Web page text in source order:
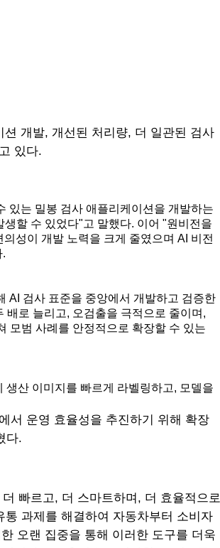
개발, 개선된 처리량, 더 일관된 검사
있다.
있는 밀봉 검사 애플리케이션을 개발하는
할 수 있었다"고 말했다. 이어 "원비전을
성이 개발 노력을 크게 줄였으며 AI 비전
.
AI 검사 표준을 중앙에서 개발하고 검증한
배로 늘리고, 오검출을 극적으로 줄이며,
모범 사례를 안정적으로 확장할 수 있는
산 이미지를 빠르게 라벨링하고, 모델을
서 운영 효율성을 추진하기 위해 확장
다.
빠르고, 더 스마트하며, 더 효율적으로
과제를 해결하여 자동차부터 소비자
오랜 집중을 통해 이러한 도구를 더욱